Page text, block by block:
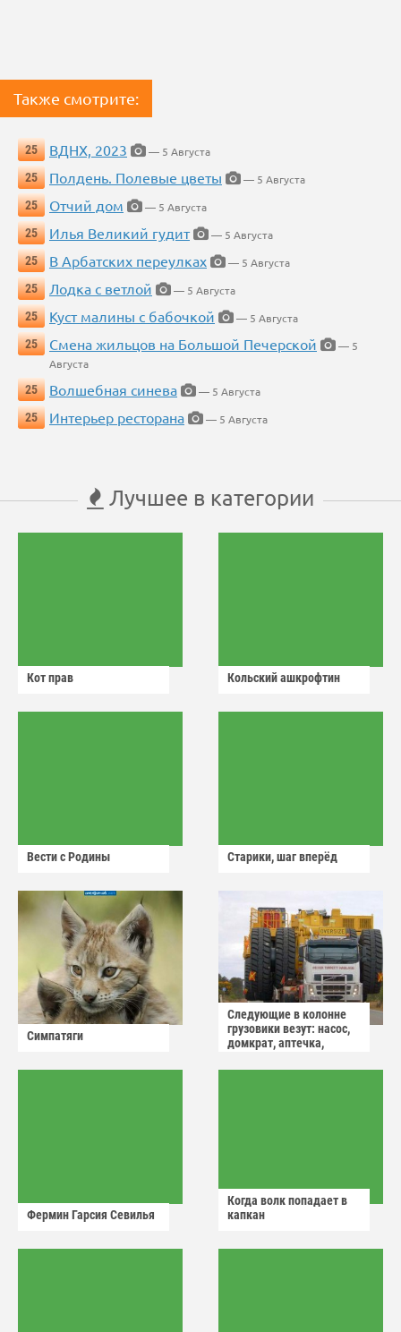
Также смотрите:
25 ВДНХ, 2023
— 5 Августа
25
Полдень. Полевые цветы
— 5 Августа
25
Отчий дом
— 5 Августа
25
Илья Великий гудит
— 5 Августа
25
В Арбатских переулках
— 5 Августа
25
Лодка с ветлой
— 5 Августа
25
Куст малины с бабочкой
— 5 Августа
25
Смена жильцов на Большой Печерской
— 5
Августа
25
Волшебная синева
— 5 Августа
25
Интерьер ресторана — 5 Августа
Лучшее в категории
Кот прав Кольский ашкрофтин
Вести с Родины Старики, шаг вперёд
Симпатяги
Следующие в колонне
грузовики везут: насос,
домкрат, аптечка,
Фермин Гарсия Севилья
Когда волк попадает в
капкан